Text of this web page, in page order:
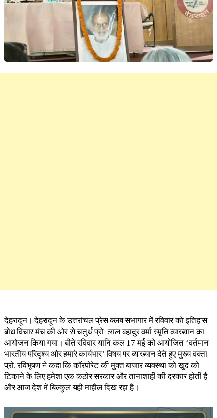
देहरादून। देहरादून के उत्तरांचल प्रेस क्लब सभागार में रविवार को इतिहास
बोध विचार मंच की ओर से चतुर्थ प्रो. लाल बहादुर वर्मा स्मृति व्याख्यान का
आयोजन किया गया। बीते रविवार यानि कल 17 मई को आयोजित ‘वर्तमान
भारतीय परिदृश्य और हमारे कार्यभार’ विषय पर व्याख्यान देते हुए मुख्य वक्ता
प्रो. रविभूषण ने कहा कि कॉरपोरेट की मुक्त बाजार व्यवस्था को खुद को
टिकाने के लिए हमेशा एक कठोर सरकार और तानाशाही की दरकार होती है
और आज देश में बिल्कुल यही माहौल दिख रहा है।